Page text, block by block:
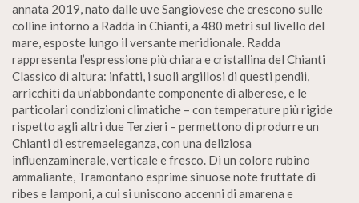
annata 2019, nato dalle uve Sangiovese che crescono sulle
colline intorno a Radda in Chianti, a 480 metri sul livello del
mare, esposte lungo il versante meridionale. Radda
rappresenta l’espressione più chiara e cristallina del Chianti
Classico di altura: infatti, i suoli argillosi di questi pendii,
arricchiti da un’abbondante componente di alberese, e le
particolari condizioni climatiche – con temperature più rigide
rispetto agli altri due Terzieri – permettono di produrre un
Chianti di estremaeleganza, con una deliziosa
influenzaminerale, verticale e fresco. Di un colore rubino
ammaliante, Tramontano esprime sinuose note fruttate di
ribes e lamponi, a cui si uniscono accenni di amarena e